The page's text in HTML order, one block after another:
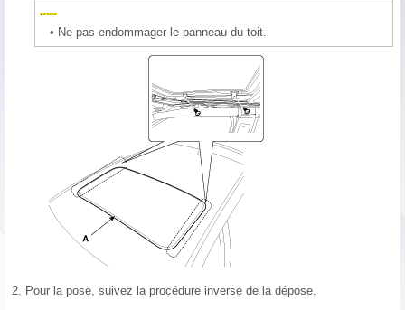
• Ne pas endommager le panneau du toit.
2. Pour la pose, suivez la procédure inverse de la dépose.